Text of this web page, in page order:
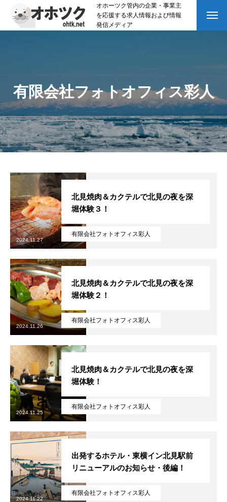
オホーツク管内の企業・事業主
を応援する求人情報および情報
発信メディア
有限会社フォトオフィス彩人
有限会社フォトオフィス彩人
北見焼肉＆カクテルで北見の夜を深
堀体験３！
2024.11.27
有限会社フォトオフィス彩人
北見焼肉＆カクテルで北見の夜を深
堀体験２！
2024.11.26
有限会社フォトオフィス彩人
北見焼肉＆カクテルで北見の夜を深
堀体験！
2024.11.25
有限会社フォトオフィス彩人
出発するホテル・東横イン北見駅前
リニューアルのお知らせ・後編！
2024.11.22